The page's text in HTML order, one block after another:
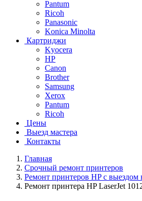
Pantum
Ricoh
Panasonic
Konica Minolta
Картриджи
Kyocera
HP
Canon
Brother
Samsung
Xerox
Pantum
Ricoh
Цены
Выезд мастера
Контакты
Главная
Срочный ремонт принтеров
Ремонт принтеров HP с выездом
Ремонт принтера HP LaserJet